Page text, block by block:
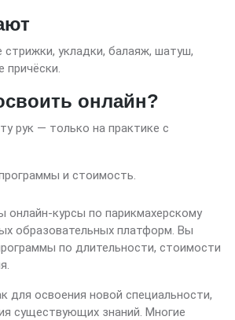
стрижки, укладки, балаяж, шатуш,
причёски.
онлайн?
рук — только на практике с
и стоимость.
онлайн-курсы по парикмахерскому
образовательных платформ. Вы
по длительности, стоимости
для освоения новой специальности,
существующих знаний. Многие